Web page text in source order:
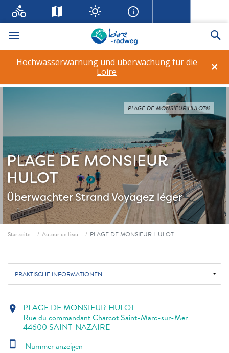
Menü
×
Hochwasserwarnung und überwachung für die
Loire
PLAGE DE MONSIEUR
HULOT
Überwachter Strand Voyagez léger
PLAGE DE MONSIEUR HULOT©
Fil d'ariane
Startseite Autour de l'eau PLAGE DE MONSIEUR HULOT
PRAKTISCHE INFORMATIONEN
location_on PLAGE DE MONSIEUR HULOT
Rue du commandant Charcot Saint-Marc-sur-Mer
44600 SAINT-NAZAIRE
smartphone Nummer anzeigen